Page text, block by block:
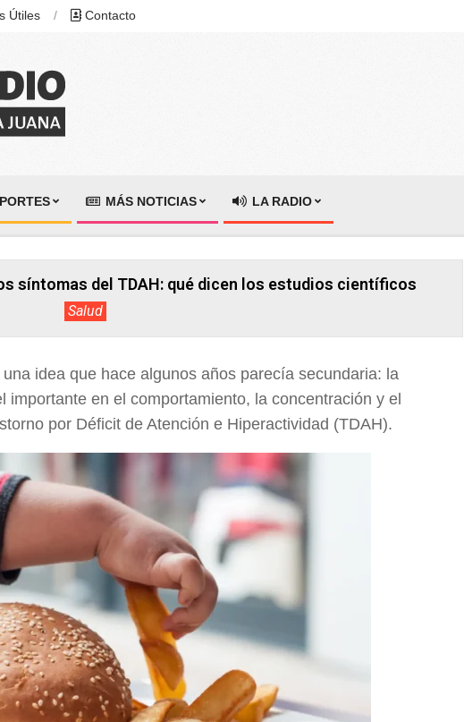
Útiles Contacto
MÁS NOTICIAS LA RADIO
síntomas del TDAH: qué dicen los estudios científicos
Salud
idea que hace algunos años parecía secundaria: la
importante en el comportamiento, la concentración y el
por Déficit de Atención e Hiperactividad (TDAH).